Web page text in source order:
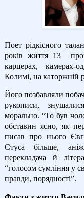
Поет рідкісного
років життя 13
карцерах, камерах-
Колимі, на каторжній
Його позбавляли
рукописи,
морально. “То був
обставин ясно, як
писав про нього
Стуса більше,
перекладача й
“голосом сумління у
правди, порядності”.